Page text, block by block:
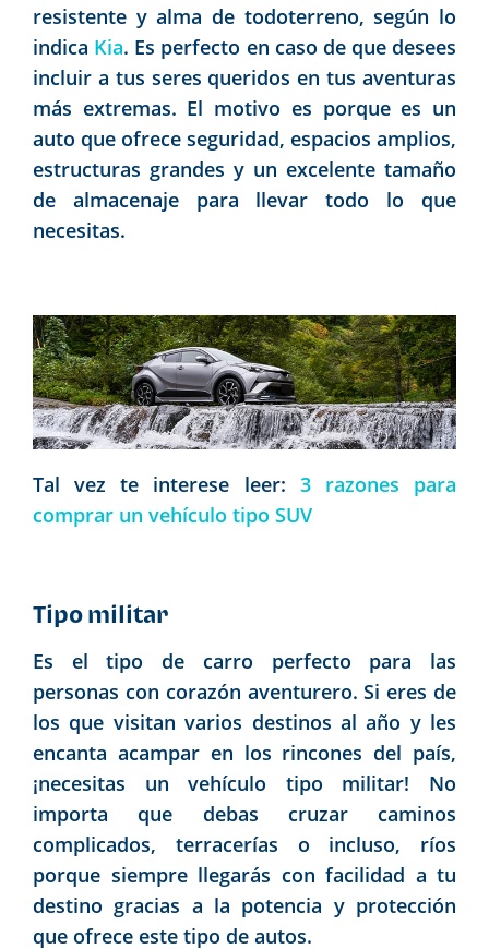
resistente y alma de todoterreno, según lo
indica Kia. Es perfecto en caso de que desees
incluir a tus seres queridos en tus aventuras
más extremas. El motivo es porque es un
auto que ofrece seguridad, espacios amplios,
estructuras grandes y un excelente tamaño
de almacenaje para llevar todo lo que
necesitas.
Tal vez te interese leer: 3 razones para
comprar un vehículo tipo SUV
Tipo militar
Es el tipo de carro perfecto para las
personas con corazón aventurero. Si eres de
los que visitan varios destinos al año y les
encanta acampar en los rincones del país,
¡necesitas un vehículo tipo militar! No
importa que debas cruzar caminos
complicados, terracerías o incluso, ríos
porque siempre llegarás con facilidad a tu
destino gracias a la potencia y protección
que ofrece este tipo de autos.